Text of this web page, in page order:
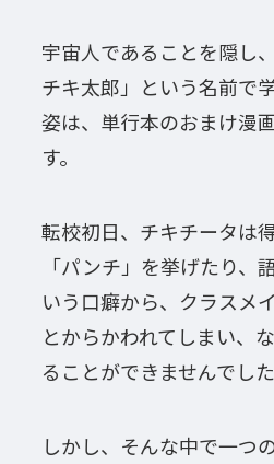
宇宙人であることを隠し
チキ太郎」という名前で
姿は、単行本のおまけ漫
す。
転校初日、チキチータは
「パンチ」を挙げたり、
いう口癖から、クラスメ
とからかわれてしまい、
ることができませんでした
しかし、そんな中で一つ